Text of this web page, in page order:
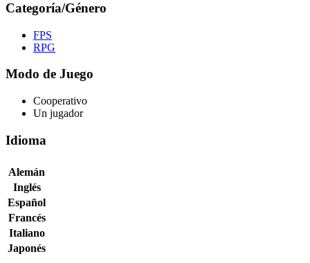
Categoría/Género
FPS
RPG
Modo de Juego
Cooperativo
Un jugador
Idioma
Alemán
Inglés
Español
Francés
Italiano
Japonés